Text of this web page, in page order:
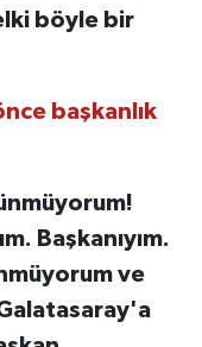
böyle bir
başkanlık
Başkanıyım.
ve